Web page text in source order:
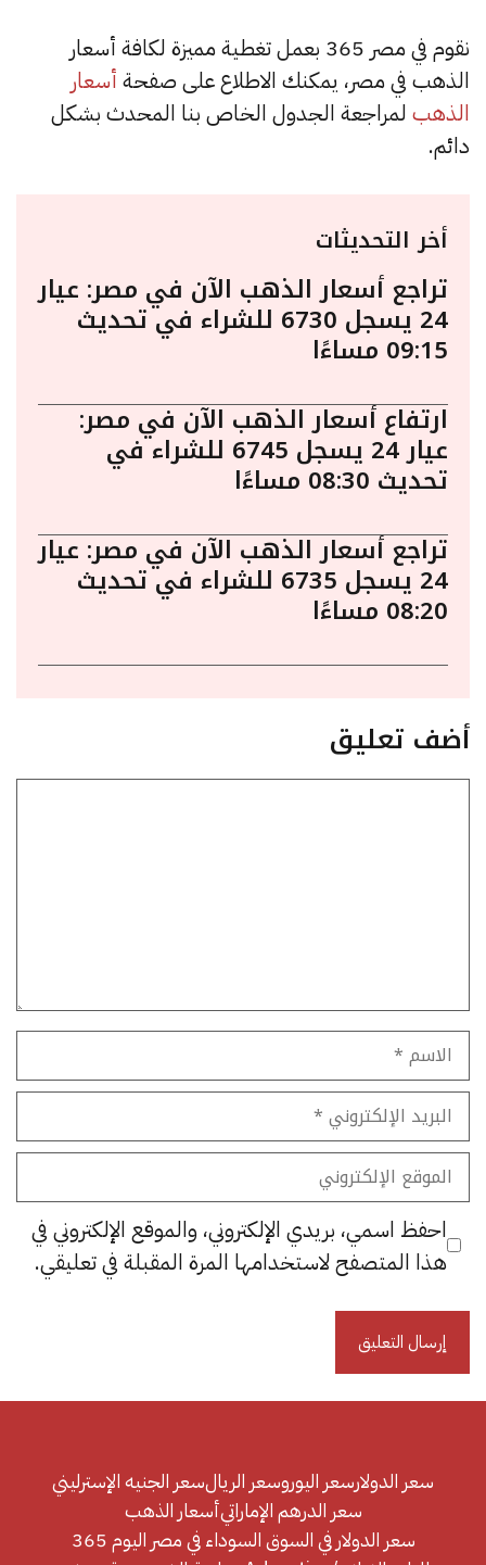
نقوم في مصر 365 بعمل تغطية مميزة لكافة أسعار
الذهب في مصر، يمكنك الاطلاع على صفحة أسعار
الذهب لمراجعة الجدول الخاص بنا المحدث بشكل
دائم.
أخر التحديثات
تراجع أسعار الذهب الآن في مصر: عيار
24 يسجل 6730 للشراء في تحديث
09:15 مساءًا
ارتفاع أسعار الذهب الآن في مصر:
عيار 24 يسجل 6745 للشراء في
تحديث 08:30 مساءًا
تراجع أسعار الذهب الآن في مصر: عيار
24 يسجل 6735 للشراء في تحديث
08:20 مساءًا
أضف تعليق
الاسم
البريد
الإلكتروني
الموقع
الإلكتروني
احفظ اسمي، بريدي الإلكتروني، والموقع الإلكتروني في
هذا المتصفح لاستخدامها المرة المقبلة في تعليقي.
سعر الدولارسعر اليوروسعر الريالسعر الجنيه الإسترليني
سعر الدرهم الإماراتيأسعار الذهب
سعر الدولار في السوق السوداء في مصر اليوم 365